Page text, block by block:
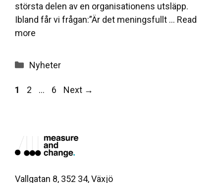
största delen av en organisationens utsläpp.
Ibland får vi frågan:”Är det meningsfullt … Read
more
Categories
Nyheter
Page
1 Page
2 … Page
6 Next →
Vallgatan 8, 352 34, Växjö